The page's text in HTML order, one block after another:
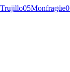
Trujillo05Monfragüe